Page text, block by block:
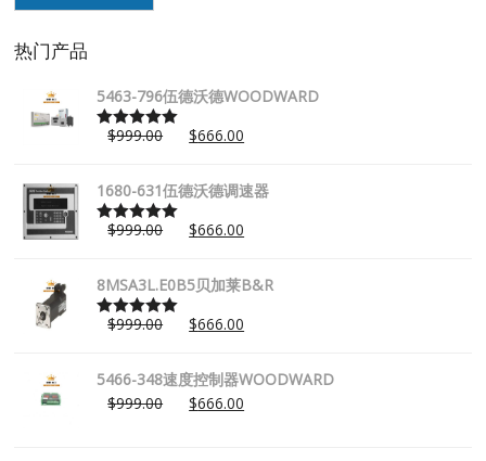
热门产品
5463-796伍德沃德WOODWARD
Rated5.00
$999.00 $666.00
1680-631伍德沃德调速器
Rated5.00
$999.00 $666.00
8MSA3L.E0B5贝加莱B&R
Rated5.00
$999.00 $666.00
5466-348速度控制器WOODWARD
$999.00 $666.00